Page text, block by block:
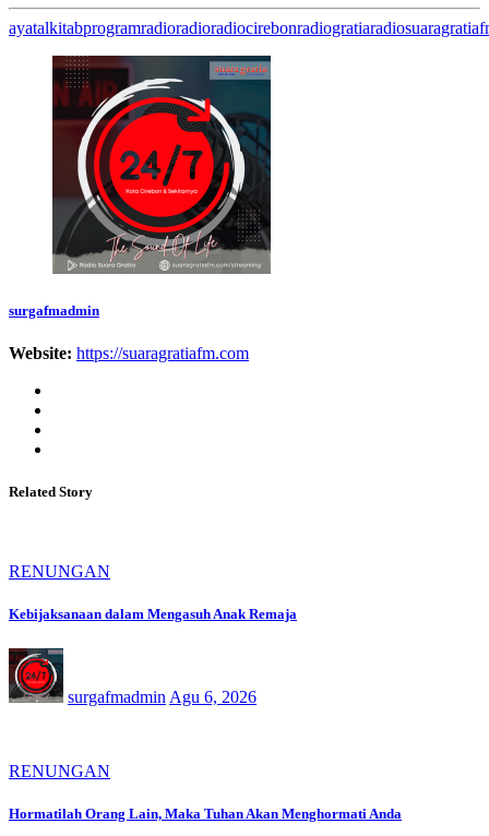
ayatalkitabprogramradioradioradiocirebonradiogratia
surgafmadmin
Website: https://suaragratiafm.com
Related Story
RENUNGAN
Kebijaksanaan dalam Mengasuh Anak Remaja
surgafmadmin Agu 6, 2026
RENUNGAN
Hormatilah Orang Lain, Maka Tuhan Akan Menghormati Anda